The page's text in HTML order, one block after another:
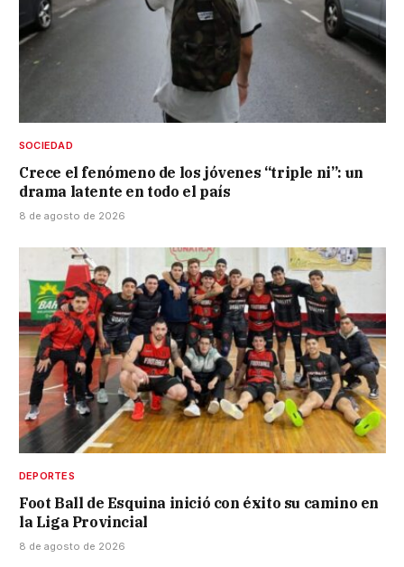
SOCIEDAD
Crece el fenómeno de los jóvenes “triple ni”: un
drama latente en todo el país
8 de agosto de 2026
DEPORTES
Foot Ball de Esquina inició con éxito su camino en
la Liga Provincial
8 de agosto de 2026